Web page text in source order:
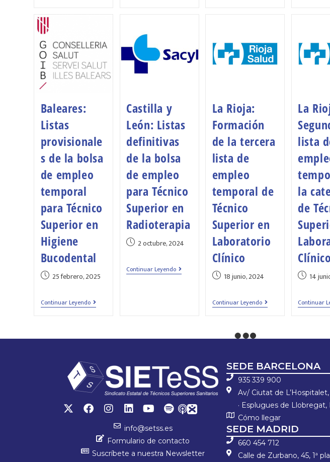
Baleares:
Listas
provisionale
s de la bolsa
de empleo
temporal
para Técnico
Superior en
Higiene
Bucodental
25 febrero, 2025
Continuar Leyendo
Castilla y
León: Listas
definitivas
de la bolsa
de empleo
para Técnico
Superior en
Radioterapia
2 octubre, 2024
Continuar Leyendo
La Rioja:
Formación
de la tercera
lista de
empleo
temporal de
Técnico
Superior en
Laboratorio
Clínico
18 junio, 2024
Continuar Leyendo
La
lista
la
de
Clínico
14
Continuar
info@setss.es
Formulario de contacto
Suscríbete a nuestra Newsletter
SEDE BARCELONA
935 339 900
Av/ Ciutat de
· Esplugues de Llobregat,
Cómo llegar
SEDE MADRID
660 454 712
Calle de Zurbano, 45, 1ª